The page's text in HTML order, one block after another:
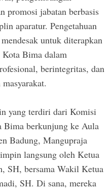
promosi jabatan berbasis
aparatur. Pengetahuan
untuk diterapkan
Kota Bima dalam
berintegritas, dan
yang terdiri dari Komisi
berkunjung ke Aula
Badung, Mangupraja
langsung oleh Ketua
SH, bersama Wakil Ketua
SH. Di sana, mereka